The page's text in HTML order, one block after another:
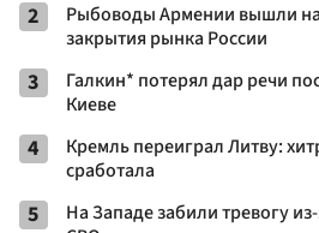
2
Рыбоводы Армении вышли на
закрытия рынка России
3
Галкин* потерял дар речи
Киеве
4
Кремль переиграл Литву:
сработала
5
На Западе забили тревогу